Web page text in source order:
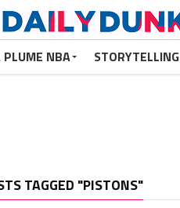
PLUME NBA STORYTELLING
TAGGED "PISTONS"